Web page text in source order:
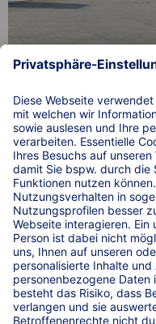
Einfach. Sicher.
der A6 bei der ABELE
Sinsheim.
© 2026 WIRKSTATT